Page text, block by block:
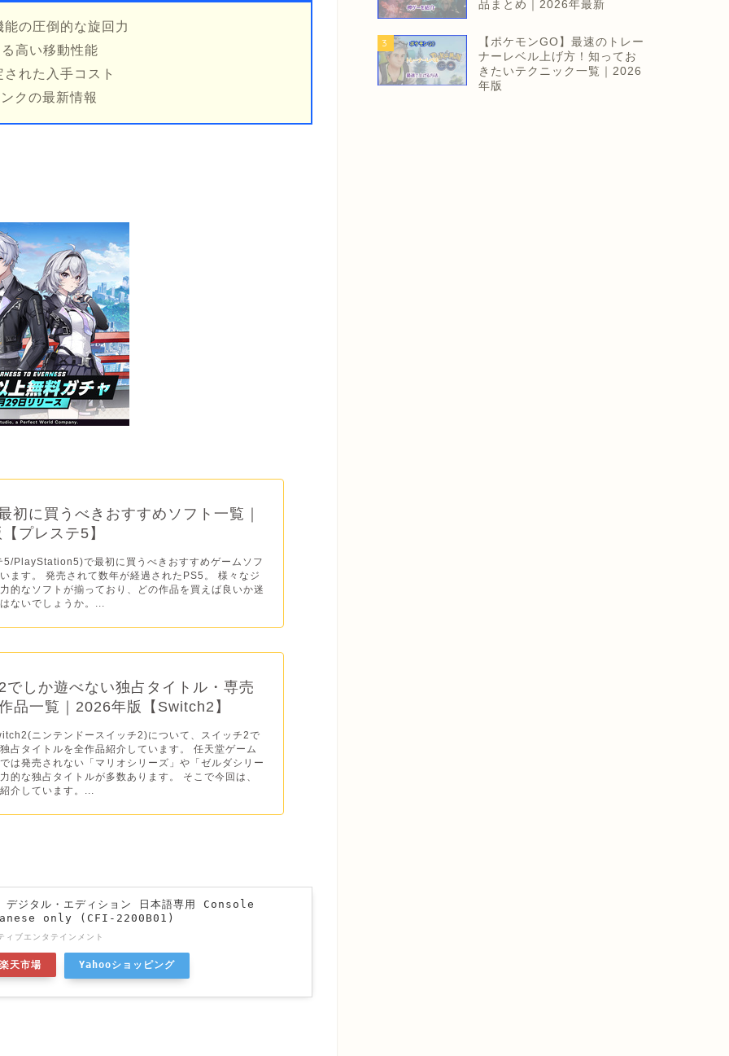
の圧倒的な旋回力
高い移動性能
れた入手コスト
クの最新情報
初に買うべきおすすめソフト一覧｜
プレステ5】
5/PlayStation5)で最初に買うべきおすすめゲームソフ
ます。 発売されて数年が経過されたPS5。 様々なジ
的なソフトが揃っており、どの作品を買えば良いか迷
ないでしょうか。...
でしか遊べない独占タイトル・専売
品一覧｜2026年版【Switch2】
ニンテンドースイッチ2)について、スイッチ2で
占タイトルを全作品紹介しています。 任天堂ゲーム
は発売されない「マリオシリーズ」や「ゼルダシリー
的な独占タイトルが多数あります。 そこで今回は、
介しています。...
タル・エディション 日本語専用 Console
only (CFI-2200B01)
ィブエンタテインメント
楽天市場 Yahooショッピング
品まとめ｜2026年最新
3
【ポケモンGO】最速のトレー
ナーレベル上げ方！知ってお
きたいテクニック一覧｜2026
年版